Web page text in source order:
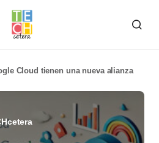
Cloud tienen una nueva alianza